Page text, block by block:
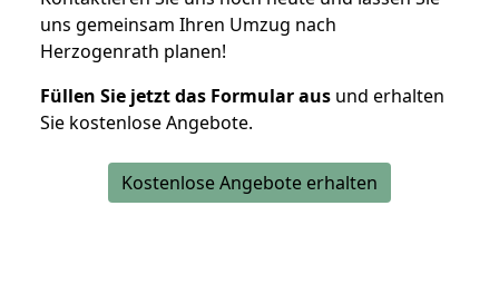
uns gemeinsam Ihren Umzug nach
Herzogenrath planen!
Füllen Sie jetzt das Formular aus und erhalten
Sie kostenlose Angebote.
Kostenlose Angebote erhalten